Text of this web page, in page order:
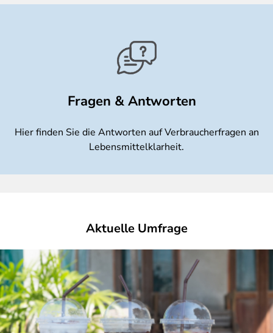
Fragen & Antworten
Hier finden Sie die Antworten auf Verbraucherfragen an
Lebensmittelklarheit.
Aktuelle Umfrage